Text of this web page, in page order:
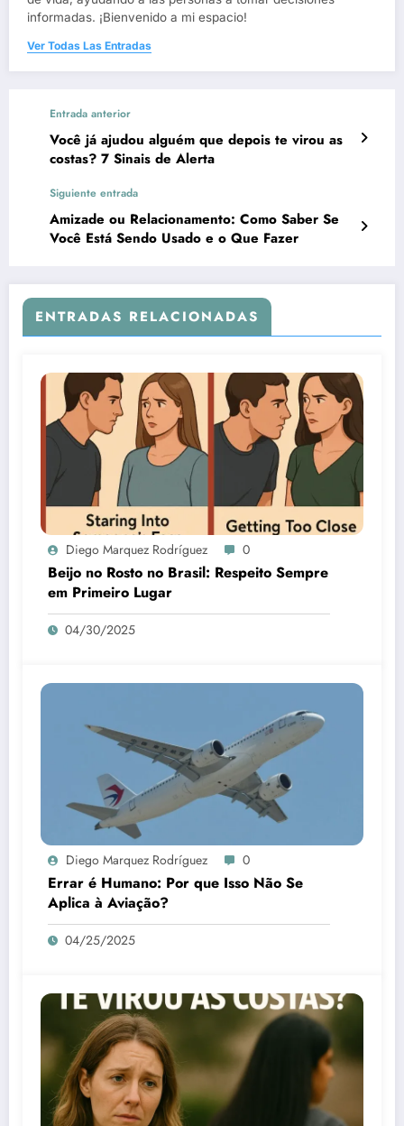
informadas. ¡Bienvenido a mi espacio!
Ver Todas Las Entradas
Entrada anterior
Você já ajudou alguém que depois te virou as
costas? 7 Sinais de Alerta
Siguiente entrada
Amizade ou Relacionamento: Como Saber Se
Você Está Sendo Usado e o Que Fazer
ENTRADAS RELACIONADAS
Diego Marquez Rodríguez 0
Beijo no Rosto no Brasil: Respeito Sempre
em Primeiro Lugar
04/30/2025
Diego Marquez Rodríguez 0
Errar é Humano: Por que Isso Não Se
Aplica à Aviação?
04/25/2025